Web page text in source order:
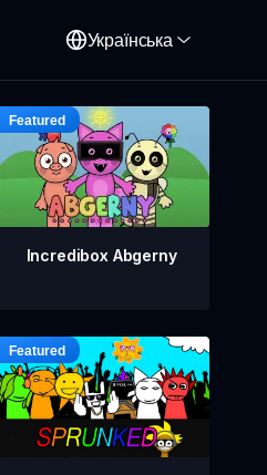
Українська
Incredibox Abgerny